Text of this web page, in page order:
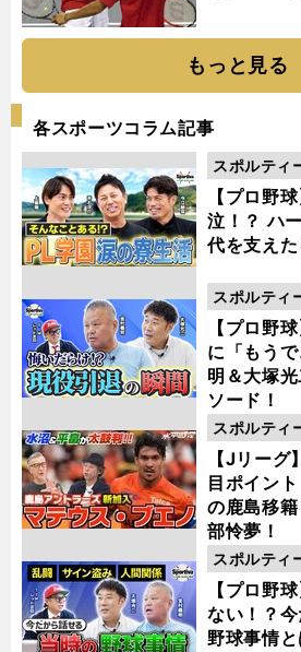
もっと見る
各スポーツコラム記事
【プロ野
泣！？ ハ
代を支え
スポルティ
動画
【プロ野
に「もう
明＆大塚
ソード！
スポルティ
動画
【Jリー
目ポイン
の鹿島移
部怜夢！
スポルティ
動画
【プロ野
ない！？
野球事情
スポルティ
動画